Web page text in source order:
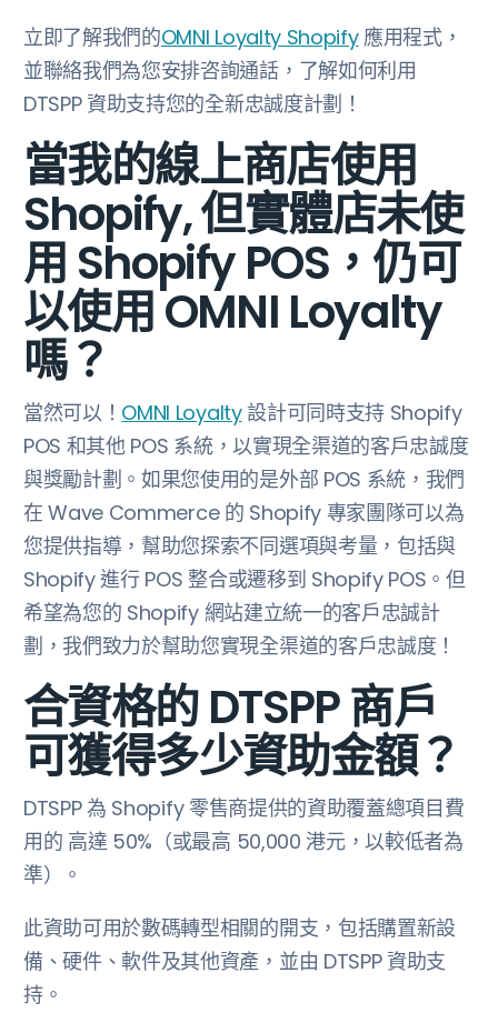
立即了解我們的OMNI Loyalty Shopify應用程式，
並聯絡我們為您安排咨詢通話，了解如何利用
DTSPP 資助支持您的全新忠誠度計劃！
當我的線上商店使用
Shopify, 但實體店未使
用 Shopify POS，仍可
以使用 OMNI Loyalty
嗎？
當然可以！ OMNI Loyalty設計可同時支持 Shopify
POS 和其他 POS 系統，以實現全渠道的客戶忠誠度
與獎勵計劃。如果您使用的是外部 POS 系統，我們
在 Wave Commerce 的 Shopify 專家團隊可以為
您提供指導，幫助您探索不同選項與考量，包括與
Shopify 進行 POS 整合或遷移到 Shopify POS。但
希望為您的 Shopify 網站建立統一的客戶忠誠計
劃，我們致力於幫助您實現全渠道的客戶忠誠度！
合資格的 DTSPP 商戶
可獲得多少資助金額？
DTSPP 為 Shopify 零售商提供的資助覆蓋總項目費
用的 高達 50%（或最高 50,000 港元，以較低者為
準）。
此資助可用於數碼轉型相關的開支，包括購置新設
備、硬件、軟件及其他資產，並由 DTSPP 資助支
持。